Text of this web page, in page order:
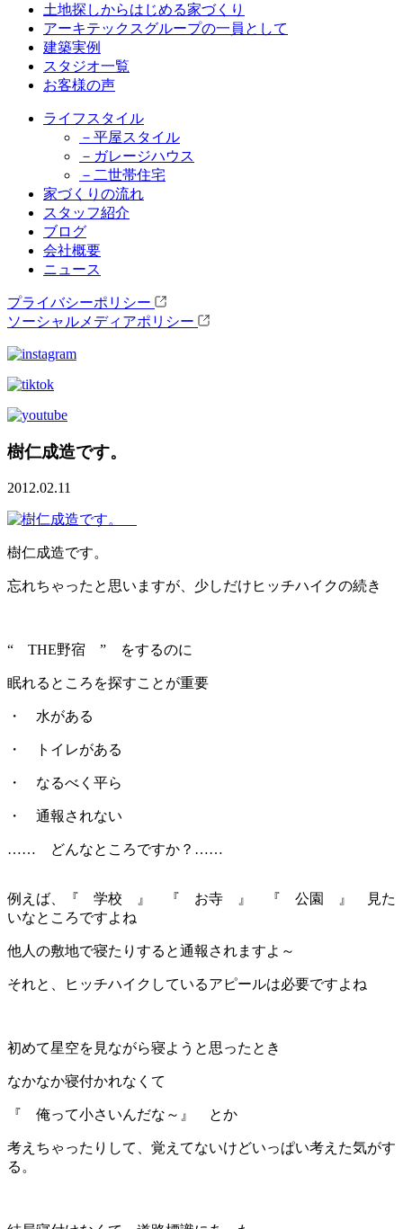
土地探しからはじめる家づくり
アーキテックスグループの一員として
建築実例
スタジオ一覧
お客様の声
ライフスタイル
－平屋スタイル
－ガレージハウス
－二世帯住宅
家づくりの流れ
スタッフ紹介
ブログ
会社概要
ニュース
プライバシーポリシー
ソーシャルメディアポリシー
樹仁成造です。
2012.02.11
樹仁成造です。
忘れちゃったと思いますが、少しだけヒッチハイクの続き
“ THE野宿 ” をするのに
眠れるところを探すことが重要
・ 水がある
・ トイレがある
・ なるべく平ら
・ 通報されない
…… どんなところですか？……
例えば、『 学校 』 『 お寺 』 『 公園 』 見た
いなところですよね
他人の敷地で寝たりすると通報されますよ～
それと、ヒッチハイクしているアピールは必要ですよね
初めて星空を見ながら寝ようと思ったとき
なかなか寝付かれなくて
『 俺って小さいんだな～』 とか
考えちゃったりして、覚えてないけどいっぱい考えた気がす
る。